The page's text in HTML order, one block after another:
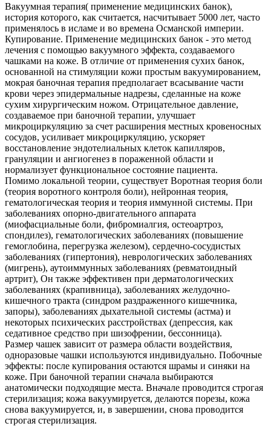
Вакуумная терапия( применение медицинских банок),
история которого, как считается, насчитывает 5000 лет, часто
применялось в исламе и во времена Османской империи.
Купирование. Применение медицинских банок - это метод
лечения с помощью вакуумного эффекта, создаваемого
чашками на коже. В отличие от применения сухих банок,
основанной на стимуляции кожи простым вакуумированием,
мокрая баночная терапия предполагает всасывание части
крови через эпидермальные надрезы, сделанные на коже
сухим хирургическим ножом. Отрицательное давление,
создаваемое при баночной терапии, улучшает
микроциркуляцию за счет расширения местных кровеносных
сосудов, усиливает микроциркуляцию, ускоряет
восстановление эндотелиальных клеток капилляров,
грануляции и ангиогенез в пораженной области и
нормализует функциональное состояние пациента.
Помимо локальной теории, существует Воротная теория боли
(теория воротного контроля боли), нейронная теория,
гематологическая теория и теория иммунной системы. При
заболеваниях опорно-двигательного аппарата
(миофасциальные боли, фибромиалгия, остеоартроз,
спондилез), гематологических заболеваниях (повышение
гемоглобина, перегрузка железом), сердечно-сосудистых
заболеваниях (гипертония), неврологических заболеваниях
(мигрень), аутоиммунных заболеваниях (ревматоидный
артрит), Он также эффективен при дерматологических
заболеваниях (крапивница), заболеваниях желудочно-
кишечного тракта (синдром раздраженного кишечника,
запоры), заболеваниях дыхательной системы (астма) и
некоторых психических расстройствах (депрессия, как
седативное средство при шизофрении, бессонница).
Размер чашек зависит от размера области воздействия,
одноразовые чашки используются индивидуально. Побочные
эффекты: после купирования остаются шрамы и синяки на
коже. При баночной терапии сначала выбираются
анатомически подходящие места. Вначале проводится строгая
стерилизация; кожа вакуумируется, делаются порезы, кожа
снова вакуумируется, и, в завершении, снова проводится
строгая стерилизация.